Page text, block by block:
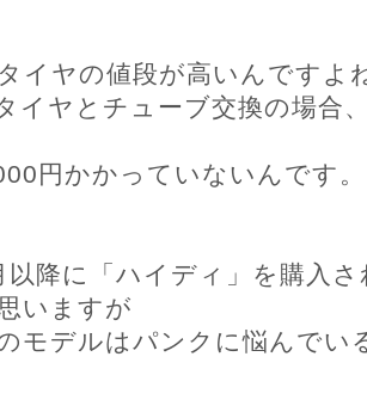
イヤの値段が高いんですよ
イヤとチューブ交換の場合
円かかっていないんです。
以降に「ハイディ」を購入
いますが
モデルはパンクに悩んでい